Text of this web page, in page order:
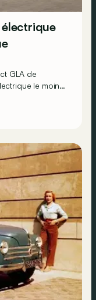
électrique
GLA de
le moins